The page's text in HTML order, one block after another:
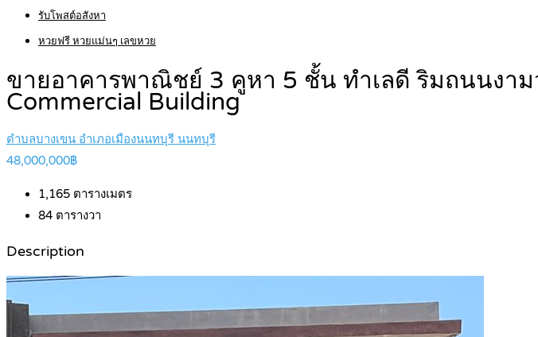
รับโพสต์อสังหา
หวยฟรี หวยแม่นๆ เลขหวย
ขายอาคารพาณิชย์ 3 คูหา 5 ชั้น ทำเลดี ริมถนนงา
Commercial Building
ตำบลบางเขน อำเภอเมืองนนทบุรี นนทบุรี
48,000,000฿
1,165 ตารางเมตร
84 ตารางวา
Description